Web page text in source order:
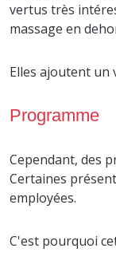
vertus très
massage en
Elles ajoutent un
Programme
Cependant, des
Certaines
employées.
C'est pourquoi